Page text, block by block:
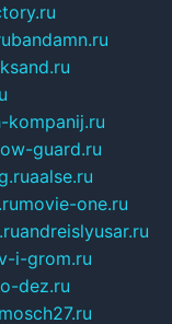
bandamn.ru
guard.ru
aalse.ru
movie-one.ru
andreislyusar.ru
i-grom.ru
dez.ru